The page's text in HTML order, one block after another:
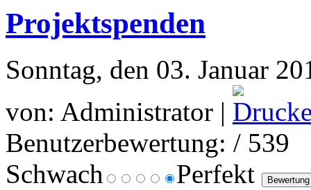
Projektspenden
Sonntag, den 03. Januar
von: Administrator |
Benutzerbewertung: / 539
Schwach
Perfekt